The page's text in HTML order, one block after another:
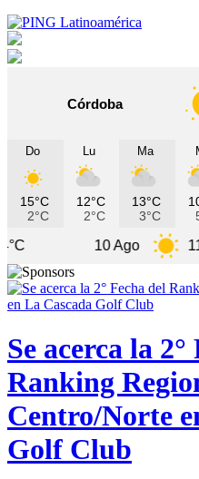
Córdoba
Do
15°C
2°C
Lu
12°C
2°C
Ma
13°C
3°C
11°C
Se acerca la 2°
Ranking
Centro/Norte
Golf Club